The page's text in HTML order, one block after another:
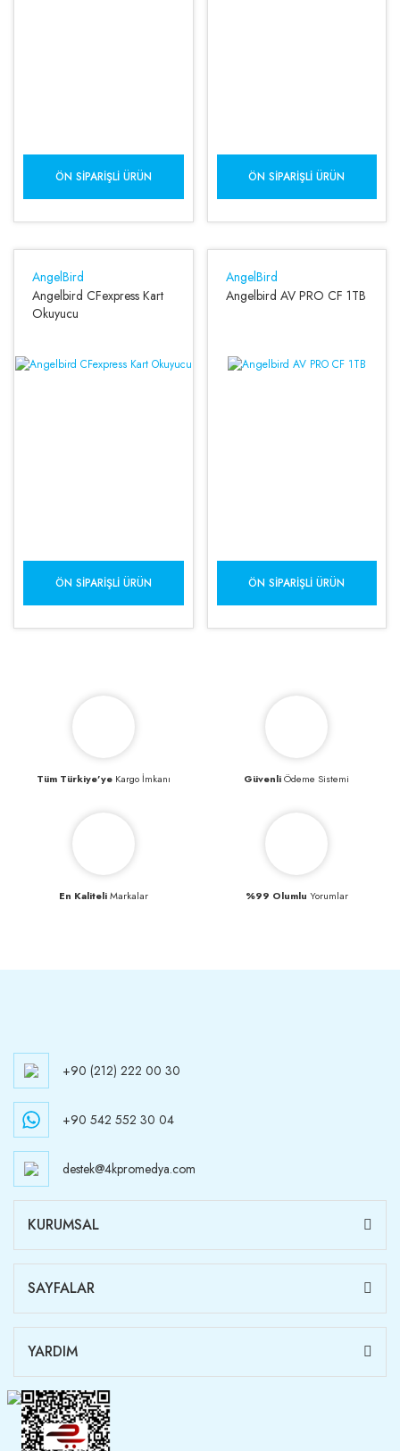
ÖN SIPARIŞLI ÜRÜN ÖN SIPARIŞLI ÜRÜN
AngelBird
Angelbird CFexpress Kart
Okuyucu
ÖN SIPARIŞLI ÜRÜN
AngelBird
Angelbird AV PRO CF 1TB
ÖN SIPARIŞLI ÜRÜN
Tüm Türkiye’yeKargo İmkanı GüvenliÖdeme Sistemi
En KaliteliMarkalar %99 Olumlu Yorumlar
+90 (212) 222 00 30
+90 542 552 30 04
destek@4kpromedya.com
KURUMSAL
SAYFALAR
YARDIM